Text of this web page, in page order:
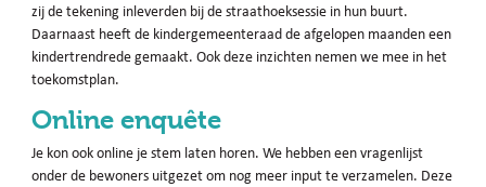
zij de tekening inleverden bij de straathoeksessie in hun buurt.
Daarnaast heeft de kindergemeenteraad de afgelopen maanden een
kindertrendrede gemaakt. Ook deze inzichten nemen we mee in het
toekomstplan.
Online enquête
Je kon ook online je stem laten horen. We hebben een vragenlijst
onder de bewoners uitgezet om nog meer input te verzamelen. Deze